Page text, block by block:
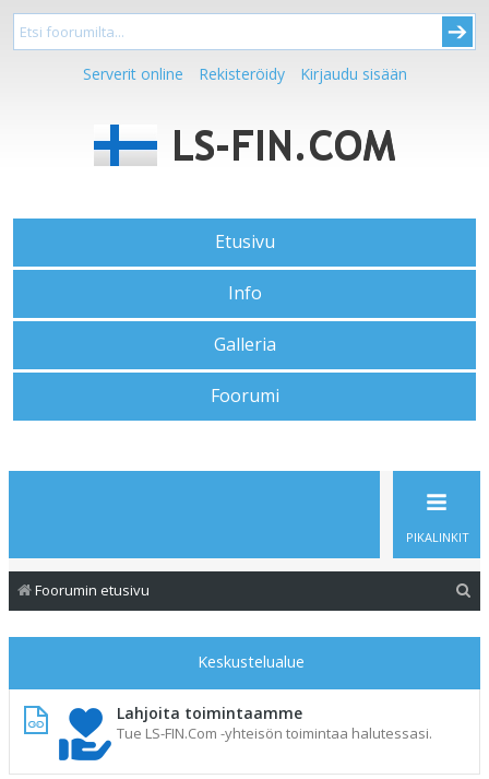
Serverit online Rekisteröidy Kirjaudu sisään
Etusivu
Info
Galleria
Foorumi
PIKALINKIT
Foorumin etusivu
Keskustelualue
Lahjoita toimintaamme
Tue LS-FIN.Com -yhteisön toimintaa halutessasi.